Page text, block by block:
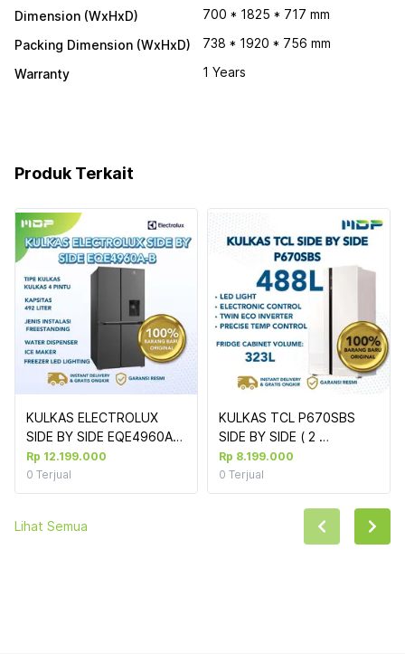
Dimension (WxHxD)
700 * 1825 * 717 mm
Packing Dimension (WxHxD)
738 * 1920 * 756 mm
Warranty
1 Years
Produk Terkait
KULKAS ELECTROLUX
SIDE BY SIDE EQE4960A-B
Rp 12.199.000
0 Terjual
KULKAS TCL P670SBS
SIDE BY SIDE ( 2
DOORS/488L) WHITE
Rp 8.199.000
0 Terjual
Lihat Semua